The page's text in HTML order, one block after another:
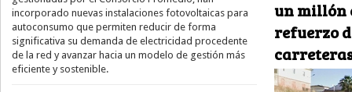
incorporado nuevas instalaciones fotovoltaicas para
autoconsumo que permiten reducir de forma
significativa su demanda de electricidad procedente
de la red y avanzar hacia un modelo de gestión más
eficiente y sostenible.
un millón
refuerzo